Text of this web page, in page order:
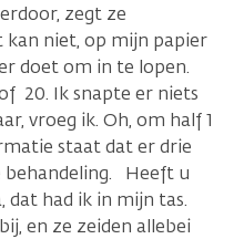
zegt ze
kan niet, op mijn papier
doet om in te lopen.
20. Ik snapte er niets
vroeg ik. Oh, om half 1
staat dat er drie
behandeling. Heeft u
dat had ik in mijn tas.
en ze zeiden allebei